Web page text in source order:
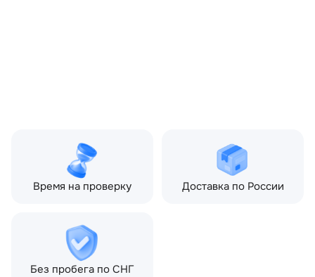
Время на проверку Доставка по России
Без пробега по СНГ